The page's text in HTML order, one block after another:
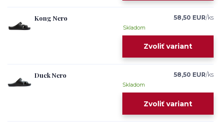
Kong Nero 58,50 EUR/ks
Skladom
Zvoliť variant
Duck Nero 58,50 EUR/ks
Skladom
Zvoliť variant